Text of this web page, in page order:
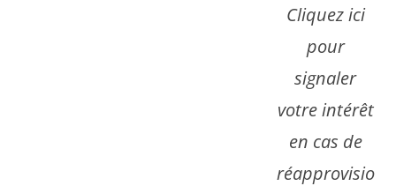
Cliquez ici
pour
signaler
votre intérêt
en cas de
réapprovisio